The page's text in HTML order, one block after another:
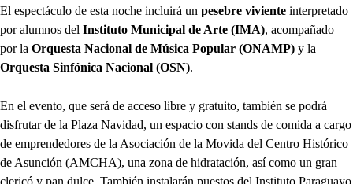
El espectáculo de esta noche incluirá un pesebre viviente interpretado
por alumnos del Instituto Municipal de Arte (IMA), acompañado
por la Orquesta Nacional de Música Popular (ONAMP) y la
Orquesta Sinfónica Nacional (OSN).
En el evento, que será de acceso libre y gratuito, también se podrá
disfrutar de la Plaza Navidad, un espacio con stands de comida a cargo
de emprendedores de la Asociación de la Movida del Centro Histórico
de Asunción (AMCHA), una zona de hidratación, así como un gran
clericó y pan dulce. También instalarán puestos del Instituto Paraguayo